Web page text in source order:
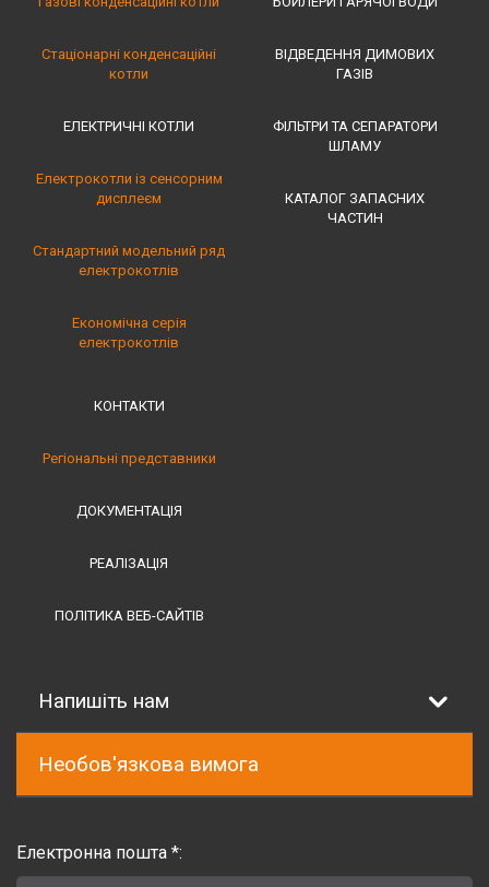
Стаціонарні конденсаційні
котли
ЕЛЕКТРИЧНІ КОТЛИ
Електрокотли із сенсорним
дисплеєм
Стандартний модельний ряд
електрокотлів
Економічна серія
електрокотлів
ВІДВЕДЕННЯ ДИМОВИХ
ГАЗІВ
ФІЛЬТРИ ТА СЕПАРАТОРИ
ШЛАМУ
КАТАЛОГ ЗАПАСНИХ
ЧАСТИН
КОНТАКТИ
Регіональні представники
ДОКУМЕНТАЦІЯ
РЕАЛІЗАЦІЯ
ПОЛІТИКА ВЕБ-САЙТІВ
Напишіть нам
Необов'язкова вимога
Електронна пошта *: